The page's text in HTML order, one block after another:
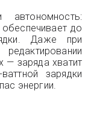
до
Даже при
— заряда хватит
зарядки
энергии.